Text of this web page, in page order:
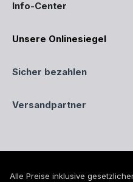
Info-Center
Unsere Onlinesiegel
Sicher bezahlen
Versandpartner
Alle Preise inklusive